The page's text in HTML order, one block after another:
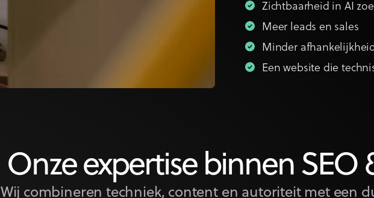
Zichtbaarheid in AI
Meer leads en sales
Minder
Een website die
Onze expertise binnen SEO
Wij combineren techniek, content en autoriteit met een